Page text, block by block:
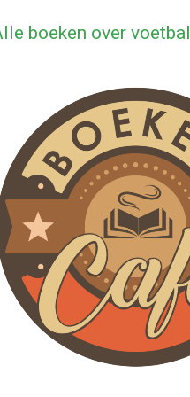
boeken over voetbal